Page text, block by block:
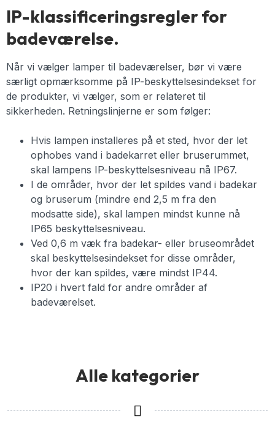
IP-klassificeringsregler for
badeværelse.
Når vi vælger lamper til badeværelser, bør vi være
særligt opmærksomme på IP-beskyttelsesindekset for
de produkter, vi vælger, som er relateret til
sikkerheden. Retningslinjerne er som følger:
Hvis lampen installeres på et sted, hvor der let
ophobes vand i badekarret eller bruserummet,
skal lampens IP-beskyttelsesniveau nå IP67.
I de områder, hvor der let spildes vand i badekar
og bruserum (mindre end 2,5 m fra den
modsatte side), skal lampen mindst kunne nå
IP65 beskyttelsesniveau.
Ved 0,6 m væk fra badekar- eller bruseområdet
skal beskyttelsesindekset for disse områder,
hvor der kan spildes, være mindst IP44.
IP20 i hvert fald for andre områder af
badeværelset.
Alle kategorier